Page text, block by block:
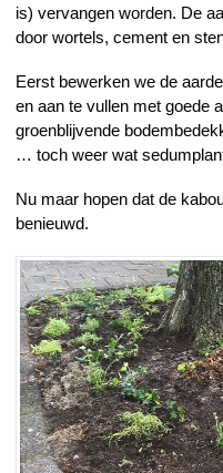
is) vervangen worden. De
door wortels, cement en
Eerst bewerken we de
en aan te vullen met goede
groenblijvende
… toch weer wat
Nu maar hopen dat de
benieuwd.